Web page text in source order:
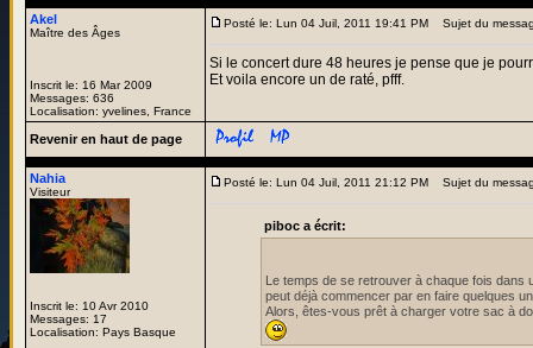
Akel
Maître des Âges
Inscrit le: 16 Mar 2009
Messages: 636
Localisation: yvelines, France
Posté le: Lun 04 Juil, 2011 19:41 PM Sujet du
Si le concert dure 48 heures je pense que je
Et voila encore un de raté, pfff.
Revenir en haut de page
Nahia
Visiteur
Inscrit le: 10 Avr 2010
Messages: 17
Localisation: Pays Basque
Posté le: Lun 04 Juil, 2011 21:12 PM Sujet du
piboc a écrit:
Le temps de se retrouver à chaque fois dans
peut déjà commencer par en faire quelques
Alors, êtes-vous prêt à charger votre sac à